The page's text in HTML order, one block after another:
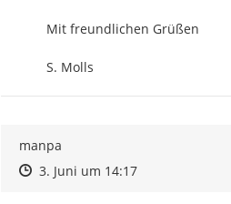
Mit freundlichen Grüßen
S. Molls
manpa
Zeitpunkt des Erstellens
Zeitpunkt des Erstellens
3. Juni um 14:17Zur Äußerung